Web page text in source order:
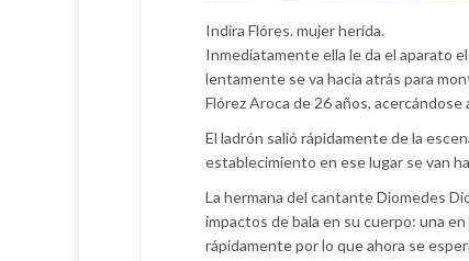
Indira Flóres. mujer herida.
Inmediatamente ella le da el aparato
lentamente se va hacia atrás para
Flórez Aroca de 26 años,
El ladrón salió rápidamente de la
establecimiento en ese lugar se van
La hermana del cantante Diomedes
impactos de bala en su cuerpo: una
rápidamente por lo que ahora se